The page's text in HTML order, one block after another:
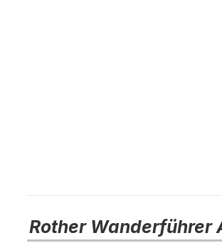
Rother Wanderführer